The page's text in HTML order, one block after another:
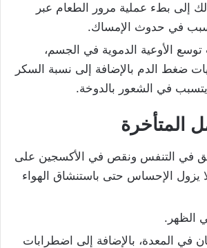
إلى بطء عملية مرور الطعام عبر
في حدوث الإمساك.
الأوعية الدموية في الجسم،
ضغط الدم بالإضافة إلى نسبة السكر
في الشعور بالدوخة.
المتأخرة
في التنفس ونقص في الأكسجين على
يزول الإحساس حتى باستنشاق الهواء
الظهر.
في المعدة، بالإضافة إلى اضطرابات